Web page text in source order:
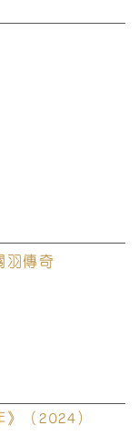
羽傳奇
（2024）